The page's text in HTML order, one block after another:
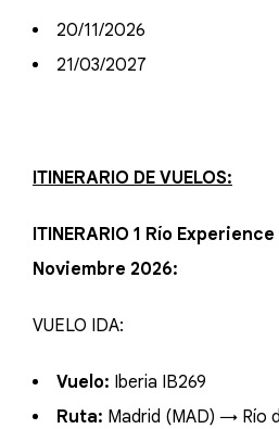
20/11/2026
21/03/2027
ITINERARIO DE VUELOS:
ITINERARIO 1 Río
Noviembre 2026:
VUELO IDA:
Vuelo: Iberia IB269
Ruta: Madrid (MAD) → Río